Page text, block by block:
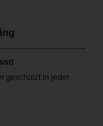
geschützt in jeder